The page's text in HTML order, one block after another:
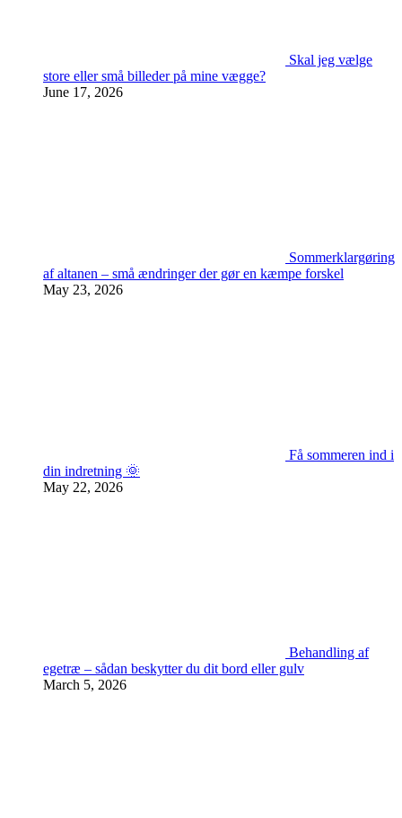
Skal jeg vælge
store eller små billeder på mine vægge?
June 17, 2026
Sommerklargøring
af altanen – små ændringer der gør en kæmpe forskel
May 23, 2026
Få sommeren ind i
din indretning 🌞
May 22, 2026
Behandling af
egetræ – sådan beskytter du dit bord eller gulv
March 5, 2026